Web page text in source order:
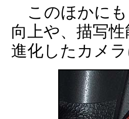
このほかにも
向上や、描写
進化したカメ